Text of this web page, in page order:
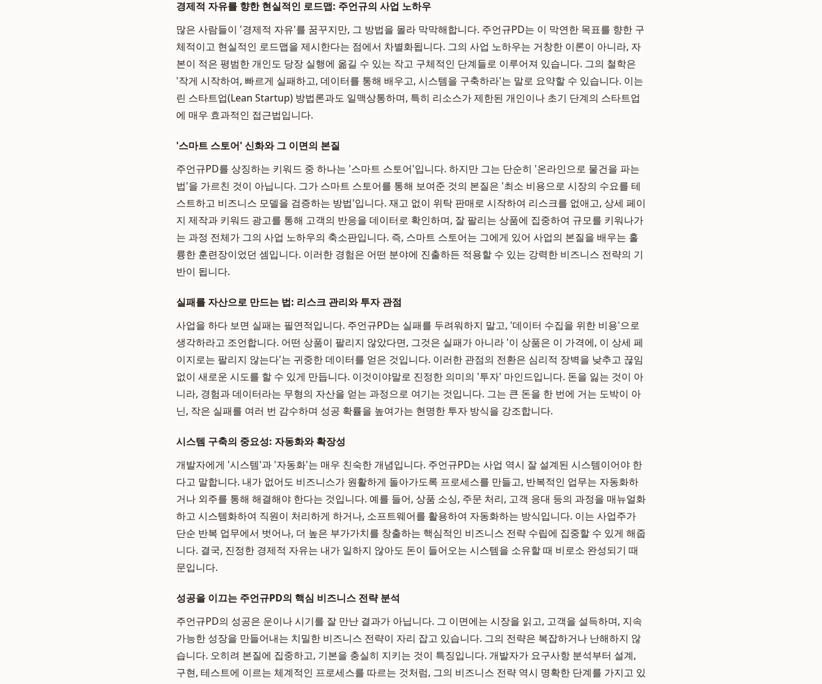
경제적 자유를 향한 현실적인 로드맵: 주언규의 사업 노하우
많은 사람들이 '경제적 자유'를 꿈꾸지만, 그 방법을 몰라 막막해합니다. 주언규PD는 이 막연한 목표를 향한 구
체적이고 현실적인 로드맵을 제시한다는 점에서 차별화됩니다. 그의 사업 노하우는 거창한 이론이 아니라, 자
본이 적은 평범한 개인도 당장 실행에 옮길 수 있는 작고 구체적인 단계들로 이루어져 있습니다. 그의 철학은
'작게 시작하여, 빠르게 실패하고, 데이터를 통해 배우고, 시스템을 구축하라'는 말로 요약할 수 있습니다. 이는
린 스타트업(Lean Startup) 방법론과도 일맥상통하며, 특히 리소스가 제한된 개인이나 초기 단계의 스타트업
에 매우 효과적인 접근법입니다.
'스마트 스토어' 신화와 그 이면의 본질
주언규PD를 상징하는 키워드 중 하나는 '스마트 스토어'입니다. 하지만 그는 단순히 '온라인으로 물건을 파는
법'을 가르친 것이 아닙니다. 그가 스마트 스토어를 통해 보여준 것의 본질은 '최소 비용으로 시장의 수요를 테
스트하고 비즈니스 모델을 검증하는 방법'입니다. 재고 없이 위탁 판매로 시작하여 리스크를 없애고, 상세 페이
지 제작과 키워드 광고를 통해 고객의 반응을 데이터로 확인하며, 잘 팔리는 상품에 집중하여 규모를 키워나가
는 과정 전체가 그의 사업 노하우의 축소판입니다. 즉, 스마트 스토어는 그에게 있어 사업의 본질을 배우는 훌
륭한 훈련장이었던 셈입니다. 이러한 경험은 어떤 분야에 진출하든 적용할 수 있는 강력한 비즈니스 전략의 기
반이 됩니다.
실패를 자산으로 만드는 법: 리스크 관리와 투자 관점
사업을 하다 보면 실패는 필연적입니다. 주언규PD는 실패를 두려워하지 말고, '데이터 수집을 위한 비용'으로
생각하라고 조언합니다. 어떤 상품이 팔리지 않았다면, 그것은 실패가 아니라 '이 상품은 이 가격에, 이 상세 페
이지로는 팔리지 않는다'는 귀중한 데이터를 얻은 것입니다. 이러한 관점의 전환은 심리적 장벽을 낮추고 끊임
없이 새로운 시도를 할 수 있게 만듭니다. 이것이야말로 진정한 의미의 '투자' 마인드입니다. 돈을 잃는 것이 아
니라, 경험과 데이터라는 무형의 자산을 얻는 과정으로 여기는 것입니다. 그는 큰 돈을 한 번에 거는 도박이 아
닌, 작은 실패를 여러 번 감수하며 성공 확률을 높여가는 현명한 투자 방식을 강조합니다.
시스템 구축의 중요성: 자동화와 확장성
개발자에게 '시스템'과 '자동화'는 매우 친숙한 개념입니다. 주언규PD는 사업 역시 잘 설계된 시스템이어야 한
다고 말합니다. 내가 없어도 비즈니스가 원활하게 돌아가도록 프로세스를 만들고, 반복적인 업무는 자동화하
거나 외주를 통해 해결해야 한다는 것입니다. 예를 들어, 상품 소싱, 주문 처리, 고객 응대 등의 과정을 매뉴얼화
하고 시스템화하여 직원이 처리하게 하거나, 소프트웨어를 활용하여 자동화하는 방식입니다. 이는 사업주가
단순 반복 업무에서 벗어나, 더 높은 부가가치를 창출하는 핵심적인 비즈니스 전략 수립에 집중할 수 있게 해줍
니다. 결국, 진정한 경제적 자유는 내가 일하지 않아도 돈이 들어오는 시스템을 소유할 때 비로소 완성되기 때
문입니다.
성공을 이끄는 주언규PD의 핵심 비즈니스 전략 분석
주언규PD의 성공은 운이나 시기를 잘 만난 결과가 아닙니다. 그 이면에는 시장을 읽고, 고객을 설득하며, 지속
가능한 성장을 만들어내는 치밀한 비즈니스 전략이 자리 잡고 있습니다. 그의 전략은 복잡하거나 난해하지 않
습니다. 오히려 본질에 집중하고, 기본을 충실히 지키는 것이 특징입니다. 개발자가 요구사항 분석부터 설계,
구현, 테스트에 이르는 체계적인 프로세스를 따르는 것처럼, 그의 비즈니스 전략 역시 명확한 단계를 가지고 있